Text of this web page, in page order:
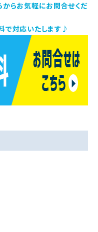
からお気軽にお問合せくだ
で対応いたします♪